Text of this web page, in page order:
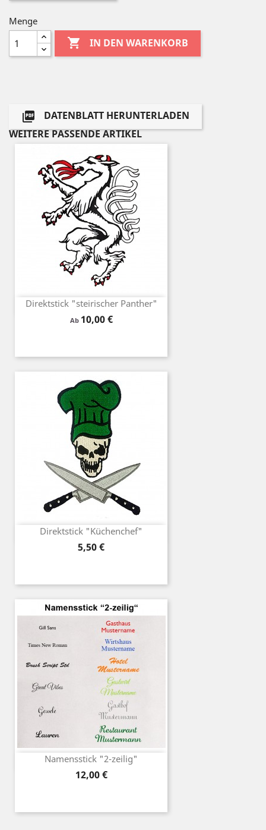
Menge
 IN DEN WARENKORB

DATENBLATT HERUNTERLADEN
WEITERE PASSENDE ARTIKEL
Direktstick "steirischer Panther"
Ab Preis
10,00 €
Direktstick "Küchenchef"
Preis
5,50 €
Namensstick "2-zeilig"
Preis
12,00 €